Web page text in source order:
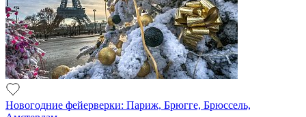
Новогодние фейерверки: Париж, Брюгге, Брюссель,